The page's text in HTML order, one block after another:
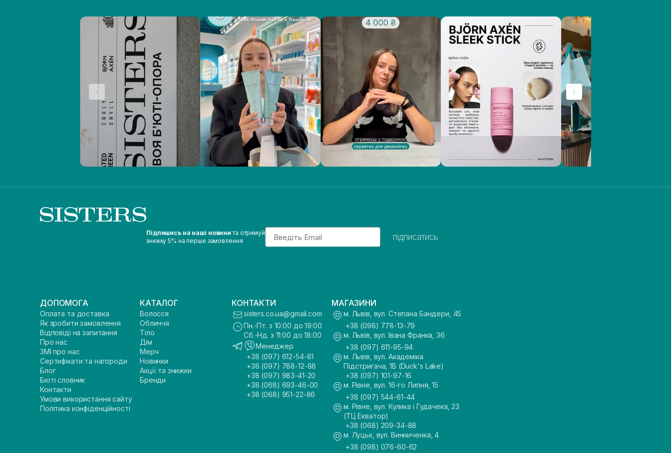
Підпишись на наші новини та отримуй
знижку 5% на перше замовлення
Email
підписатись
ДОПОМОГА
Оплата та доставка
Як зробити замовлення
Відповіді на запитання
Про нас
ЗМІ про нас
Сертифікати та нагороди
Блог
Бюті словник
Контакти
Умови використання сайту
Політика конфіденційності
КАТАЛОГ
Волосся
Обличчя
Тіло
Дім
Мерч
Новинки
Акції та знижки
Бренди
КОНТАКТИ
sisters.co.ua@gmail.com
Пн.-Пт. з 10:00 до 19:00
Сб.-Нд. з 11:00 до 18:00
Менеджер
+38 (097) 612-54-81
+38 (097) 788-12-88
+38 (097) 983-41-20
+38 (068) 693-46-00
+38 (068) 951-22-86
МАГАЗИНИ
м. Львів, вул. Степана Бандери, 45
+38 (098) 778-13-79
м. Львів, вул. Івана Франка, 36
+38 (097) 611-95-94
м. Львів, вул. Академіка
Підстригача, 1В (Duck's Lake)
+38 (097) 101-97-16
м. Рівне, вул. 16-го Липня, 15
+38 (097) 544-61-44
м. Рівне, вул. Кулика і Гудачека, 23
(ТЦ Екватор)
+38 (068) 209-34-88
м. Луцьк, вул. Винниченка, 4
+38 (098) 076-60-62